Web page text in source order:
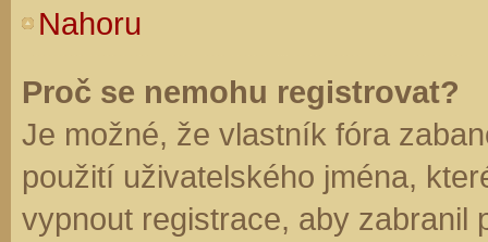
Nahoru
Proč se nemohu registrovat?
Je možné, že vlastník fóra
použití uživatelského jména,
vypnout registrace, aby zabranil